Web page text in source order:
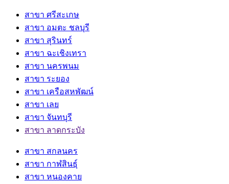
สาขา ศรีสะเกษ
สาขา อมตะ ชลบุรี
สาขา สุรินทร์
สาขา ฉะเชิงเทรา
สาขา นครพนม
สาขา ระยอง
สาขา เครือสหพัฒน์
สาขา เลย
สาขา จันทบุรี
สาขา ลาดกระบัง
สาขา สกลนคร
สาขา กาฬสินธุ์
สาขา หนองคาย